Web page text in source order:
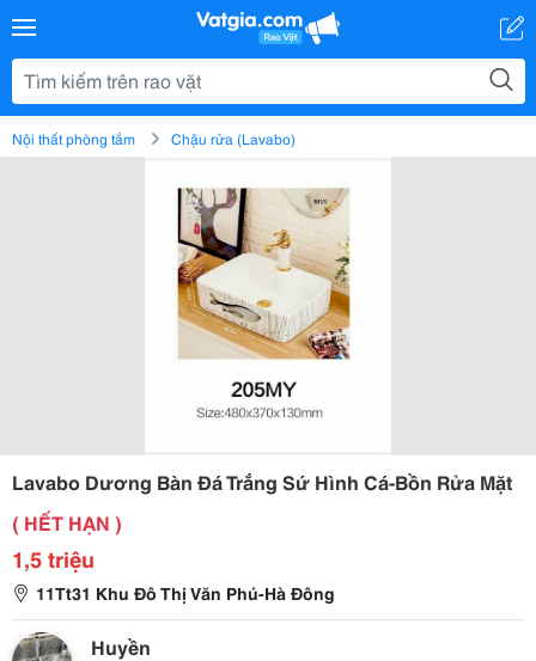
Nội thất phòng tắm Chậu rửa (Lavabo)
Lavabo Dương Bàn Đá Trắng Sứ Hình Cá-Bồn Rửa Mặt
( HẾT HẠN )
1,5 triệu
11Tt31 Khu Đô Thị Văn Phú-Hà Đông
Huyền